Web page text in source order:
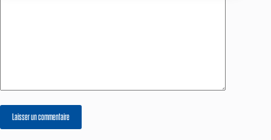
Laisser un commentaire